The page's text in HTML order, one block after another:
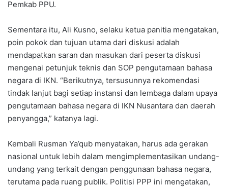
Pemkab PPU.
Sementara itu, Ali Kusno, selaku ketua panitia mengatakan,
poin pokok dan tujuan utama dari diskusi adalah
mendapatkan saran dan masukan dari peserta diskusi
mengenai petunjuk teknis dan SOP pengutamaan bahasa
negara di IKN. “Berikutnya, tersusunnya rekomendasi
tindak lanjut bagi setiap instansi dan lembaga dalam upaya
pengutamaan bahasa negara di IKN Nusantara dan daerah
penyangga,” katanya lagi.
Kembali Rusman Ya’qub menyatakan, harus ada gerakan
nasional untuk lebih dalam mengimplementasikan undang-
undang yang terkait dengan penggunaan bahasa negara,
terutama pada ruang publik. Politisi PPP ini mengatakan,